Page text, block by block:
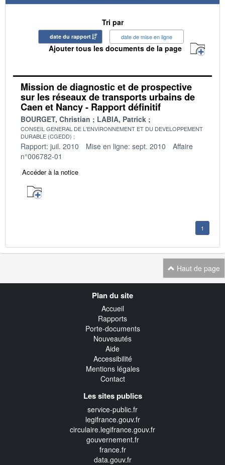
Tri par
date du rapport date de mise en ligne
Ajouter tous les documents de la page
Mission de diagnostic et de prospective
sur les réseaux de transports urbains de
Caen et Nancy - Rapport définitif
BOURGET, Christian LABIA, Patrick
CONSEIL GENERAL DE L'ENVIRONNEMENT ET DU DEVELOPPEMENT
DURABLE (CGEDD)
Rapport: juil. 2010 Mise en ligne: sept. 2010
Affaire
n°006782-01
Accéder à la notice
1
Haut de page
Plan du site
Accueil
Rapports
Porte-documents
Nouveautés
Aide
Accessibilité
Mentions légales
Contact
Les sites publics
service-public.fr
legifrance.gouv.fr
circulaire.legifrance.gouv.fr
gouvernement.fr
france.fr
data.gouv.fr